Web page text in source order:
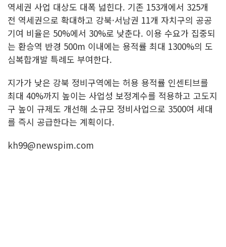
역세권 사업 대상도 대폭 넓힌다. 기존 153개에서 325개
전 역세권으로 확대하고 강북·서남권 11개 자치구의 공공
기여 비율은 50%에서 30%로 낮춘다. 이용 수요가 집중되
는 환승역 반경 500m 이내에는 용적률 최대 1300%의 도
심복합개발 특례도 부여한다.
지가가 낮은 강북 정비구역에는 허용 용적률 인센티브를
최대 40%까지 높이는 사업성 보정계수를 적용하고 고도지
구 높이 규제도 개선해 소규모 정비사업으로 3500여 세대
를 즉시 공급한다는 계획이다.
kh99@newspim.com